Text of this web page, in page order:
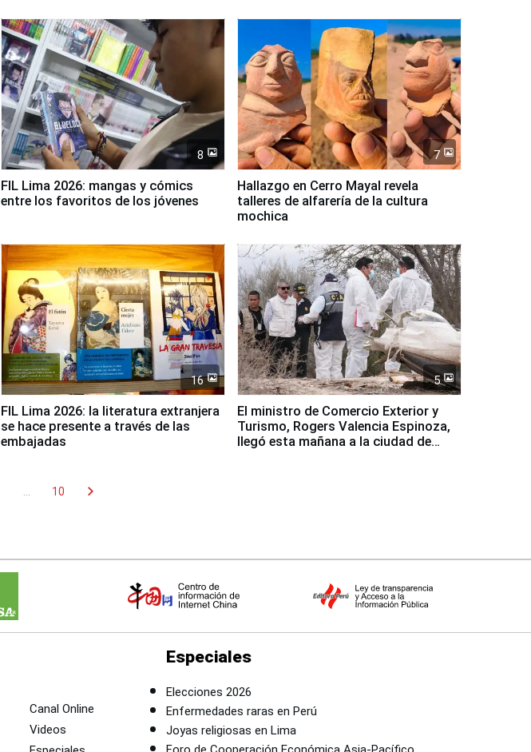
8
FIL Lima 2026: mangas y cómics
entre los favoritos de los jóvenes
7
Hallazgo en Cerro Mayal revela
talleres de alfarería de la cultura
mochica
16
FIL Lima 2026: la literatura extranjera
se hace presente a través de las
embajadas
5
El ministro de Comercio Exterior y
Turismo, Rogers Valencia Espinoza,
llegó esta mañana a la ciudad de
10 chevron_right
Canal Online
Videos
Especiales
Elecciones 2026
Enfermedades raras en Perú
Joyas religiosas en Lima